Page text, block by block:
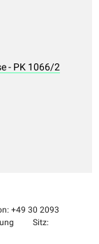
- PK 1066/2
+49 30 2093
Sitz: